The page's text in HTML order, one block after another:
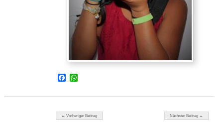
Facebook
WhatsApp
Beitragsnavigation
← Vorheriger Beitrag Nächster Beitrag →